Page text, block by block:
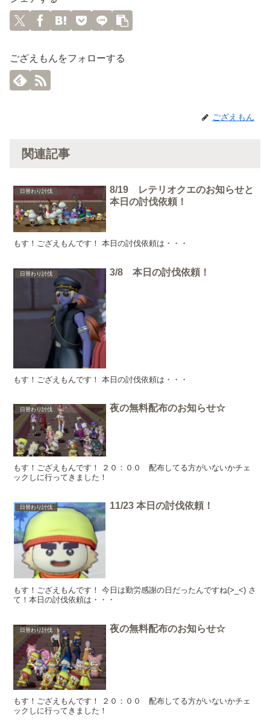
ござえもんをフォローする
ござえもん
関連記事
日替わり討伐
8/19 レテリオクエのお知らせと
本日の討伐依頼！
もす！ござえもんです！ 本日の討伐依頼は・・・
日替わり討伐 3/8 本日の討伐依頼！
もす！ござえもんです！ 本日の討伐依頼は・・・
日替わり討伐 夜の無料配布のお知らせ☆
もす！ござえもんです！ ２０：００ 配布してる方がいないかチェ
ックしに行ってきました！
日替わり討伐 11/23 本日の討伐依頼！
もす！ござえもんです！ 今日は勤労感謝の日だったんですね(>_<) さ
て！本日の討伐依頼は・・・
日替わり討伐 夜の無料配布のお知らせ☆
もす！ござえもんです！ ２０：００ 配布してる方がいないかチェ
ックしに行ってきました！